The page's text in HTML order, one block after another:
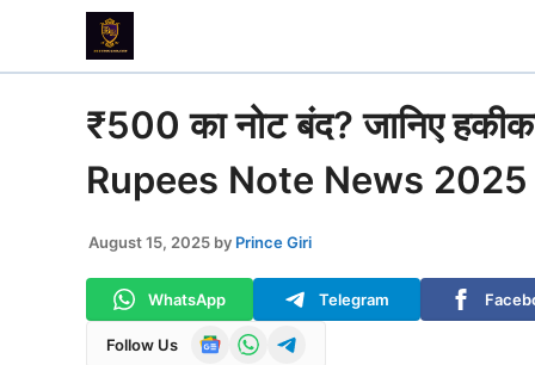
content
₹500 का नोट बंद? जानिए
Rupees Note News 2025
August 15, 2025 by Prince Giri
WhatsApp Telegram
Follow Us